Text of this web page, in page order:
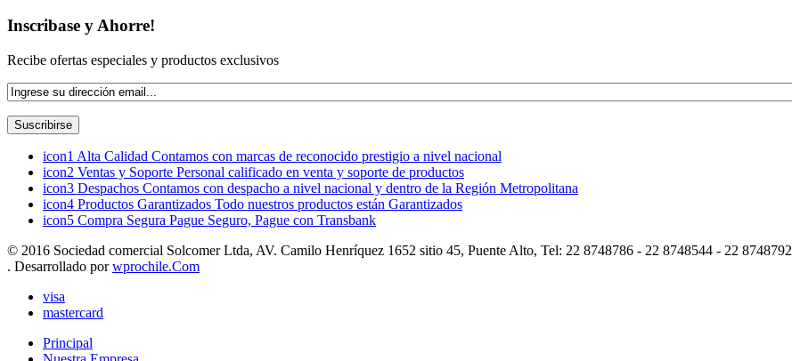
Inscribase y Ahorre!
Recibe ofertas especiales y productos exclusivos
icon1 Alta Calidad Contamos con marcas de reconocido prestigio a nivel nacional
icon2 Ventas y Soporte Personal calificado en venta y soporte de productos
icon3 Despachos Contamos con despacho a nivel nacional y dentro de la Región Metropolitana
icon4 Productos Garantizados Todo nuestros productos están Garantizados
icon5 Compra Segura Pague Seguro, Pague con Transbank
© 2016 Sociedad comercial Solcomer Ltda, AV. Camilo Henríquez 1652 sitio 45, Puente Alto, Tel: 22 8748786 - 22 8748544 - 22 8748792
. Desarrollado porwprochile.Com
visa
mastercard
Principal